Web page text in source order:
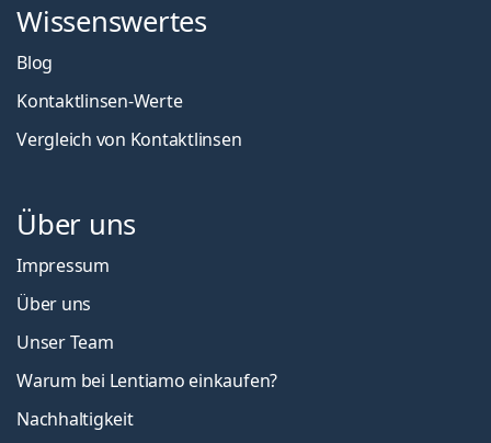
Wissenswertes
Blog
Kontaktlinsen-Werte
Vergleich von Kontaktlinsen
Über uns
Impressum
Über uns
Unser Team
Warum bei Lentiamo einkaufen?
Nachhaltigkeit